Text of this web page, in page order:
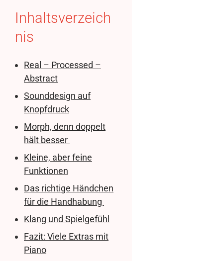
Inhaltsverzeich
nis
Real – Processed –
Abstract
Sounddesign auf
Knopfdruck
Morph, denn doppelt
hält besser
Kleine, aber feine
Funktionen
Das richtige Händchen
für die Handhabung
Klang und Spielgefühl
Fazit: Viele Extras mit
Piano